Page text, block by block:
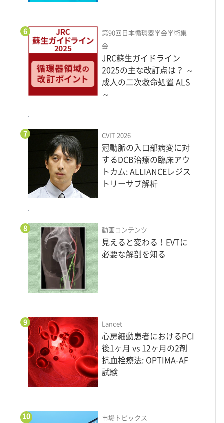
6
第90回日本循環器学会学術集
会
JRC蘇生ガイドライン
2025の主な改訂点は？ ～
成人の二次救命処置 ALS
～
7 CVIT 2026
冠動脈の入口部病変に対
するDCB治療の臨床アウ
トカム: ALLIANCEレジス
トリーサブ解析
8 動画コンテンツ
見えると変わる！EVTに
必要な解剖を知る
9 Lancet
心房細動患者におけるPCI
後1ヶ月 vs 12ヶ月の2剤
抗血栓療法: OPTIMA-AF
試験
10 市場トピックス